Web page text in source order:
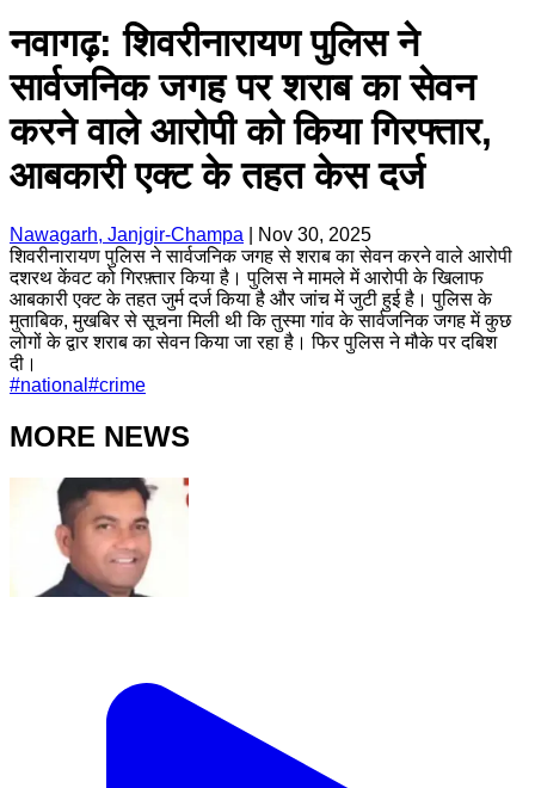
नवागढ़: शिवरीनारायण पुलिस ने
सार्वजनिक जगह पर शराब का सेवन
करने वाले आरोपी को किया गिरफ्तार,
आबकारी एक्ट के तहत केस दर्ज
Nawagarh, Janjgir-Champa
Nov 30, 2025
शिवरीनारायण पुलिस ने सार्वजनिक जगह से शराब का सेवन करने वाले आरोपी
दशरथ केंवट को गिरफ़्तार किया है। पुलिस ने मामले में आरोपी के खिलाफ
आबकारी एक्ट के तहत जुर्म दर्ज किया है और जांच में जुटी हुई है। पुलिस के
मुताबिक, मुखबिर से सूचना मिली थी कि तुस्मा गांव के सार्वजनिक जगह में कुछ
लोगों के द्वार शराब का सेवन किया जा रहा है। फिर पुलिस ने मौके पर दबिश
दी।
#national #crime
MORE NEWS